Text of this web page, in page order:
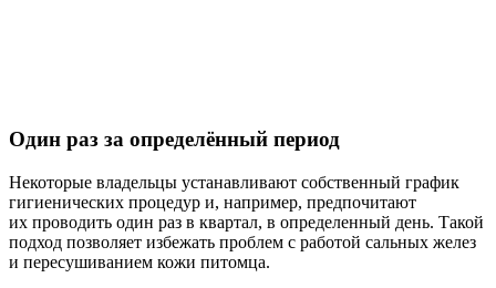
Один раз за определённый период
Некоторые владельцы устанавливают собственный график
гигиенических процедур и, например, предпочитают
их проводить один раз в квартал, в определенный день. Такой
подход позволяет избежать проблем с работой сальных желез
и пересушиванием кожи питомца.